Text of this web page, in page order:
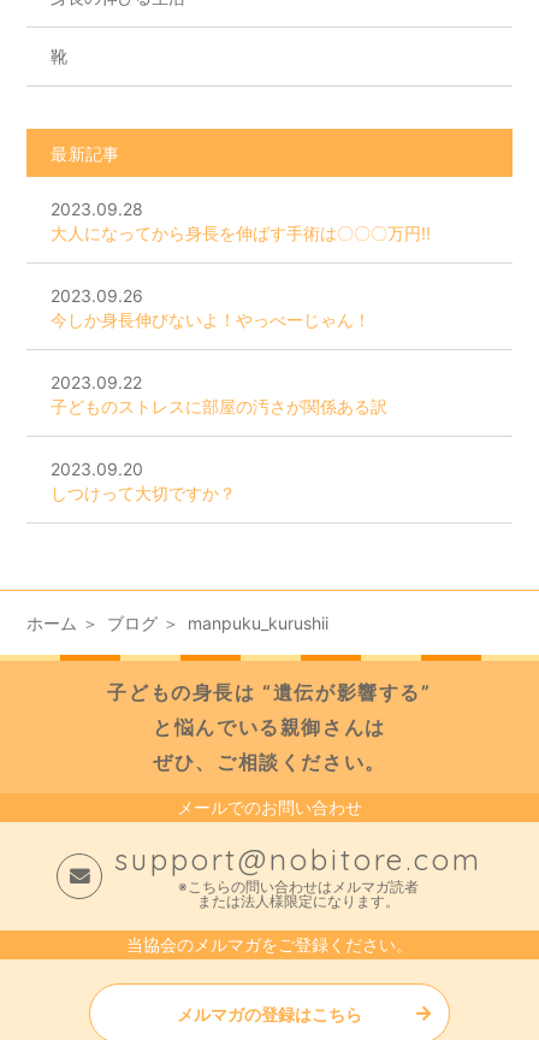
靴
最新記事
2023.09.28
大人になってから身長を伸ばす手術は〇〇〇万円!!
2023.09.26
今しか身長伸びないよ！やっべーじゃん！
2023.09.22
子どものストレスに部屋の汚さが関係ある訳
2023.09.20
しつけって大切ですか？
ホーム ブログ manpuku_kurushii
子どもの身長は “遺伝が影響する”
と悩んでいる親御さんは
ぜひ、ご相談ください。
メールでのお問い合わせ
support@nobitore.com
※こちらの問い合わせはメルマガ読者
または法人様限定になります。
当協会のメルマガをご登録ください。
メルマガの登録はこちら